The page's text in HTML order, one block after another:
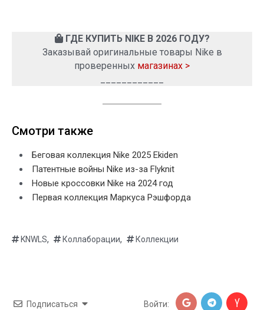
ГДЕ КУПИТЬ NIKE В 2026 ГОДУ?
Заказывай оригинальные товары Nike в
проверенных магазинах >
Смотри также
Беговая коллекция Nike 2025 Ekiden
Патентные войны Nike из-за Flyknit
Новые кроссовки Nike на 2024 год
Первая коллекция Маркуса Рэшфорда
KNWLS, Коллаборации, Коллекции
Подписаться Войти: